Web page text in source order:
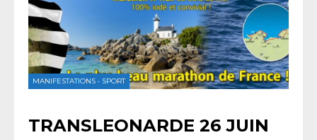
MANIFESTATIONS • SPORT
TRANSLEONARDE 26 JUIN